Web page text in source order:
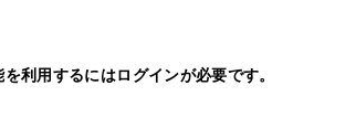
を利用するにはログインが必要です。